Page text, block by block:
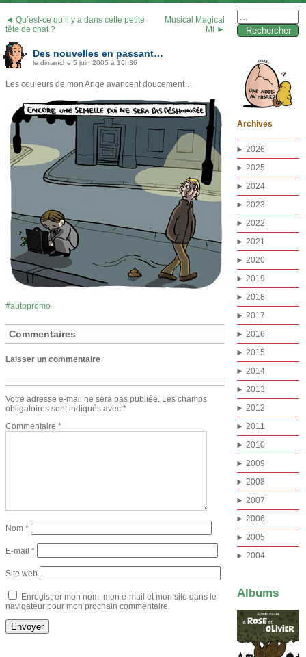
◄ Qu’est-ce qu’il y a dans cette petite
tête de chat ?
Musical Magical
Mi ►
Des nouvelles en passant…
le dimanche 5 juin 2005 à 16h36
Les couleurs de mon Ange avancent doucement…
autopromo
Commentaires
Laisser un commentaire
Votre adresse e-mail ne sera pas publiée. Les champs
obligatoires sont indiqués avec *
Commentaire *
Nom *
E-mail *
Site web
Enregistrer mon nom, mon e-mail et mon site dans le
navigateur pour mon prochain commentaire.
Archives
2026
2025
2024
2023
2022
2021
2020
2019
2018
2017
2016
2015
2014
2013
2012
2011
2010
2009
2008
2007
2006
2005
2004
Albums